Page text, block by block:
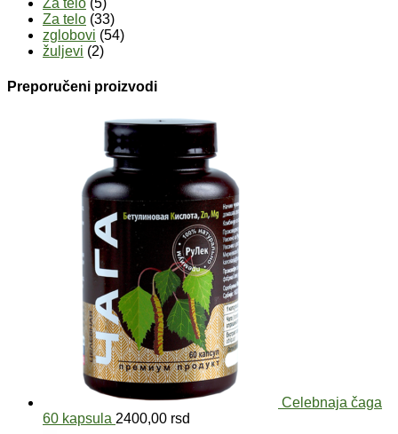
Za telo (5)
Za telo (33)
zglobovi (54)
žuljevi (2)
Preporučeni proizvodi
Celebnaja čaga
60 kapsula 2400,00 rsd